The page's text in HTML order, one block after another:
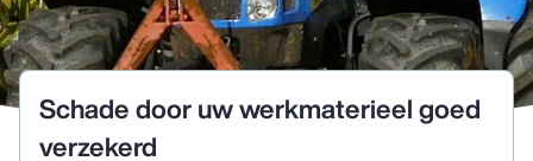
Schade door uw werkmaterieel goed
verzekerd